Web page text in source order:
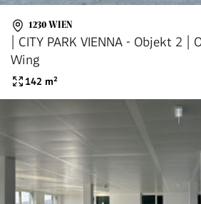
1230 WIEN
| CITY PARK VIENNA - Objekt 2 |
Wing
142 m²